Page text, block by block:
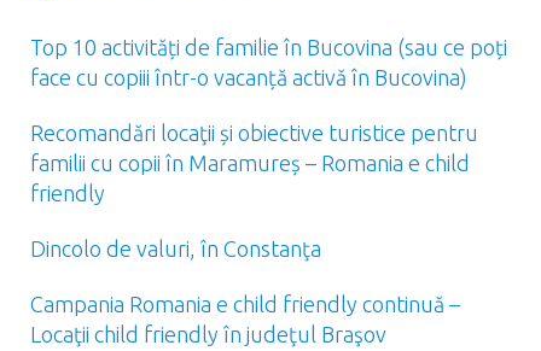
Top 10 activități de familie în Bucovina (sau ce poți
face cu copiii într-o vacanță activă în Bucovina)
Recomandări locaţii și obiective turistice pentru
familii cu copii în Maramureș – Romania e child
friendly
Dincolo de valuri, în Constanţa
Campania Romania e child friendly continuă –
Locaţii child friendly în judeţul Braşov